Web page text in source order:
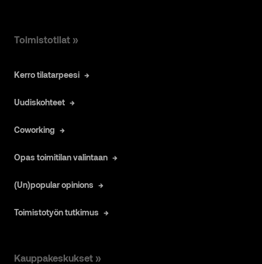
Toimistotilat »
Kerro tilatarpeesi
Uudiskohteet
Coworking
Opas toimitilan valintaan
(Un)popular opinions
Toimistotyön tutkimus
Kauppakeskukset »